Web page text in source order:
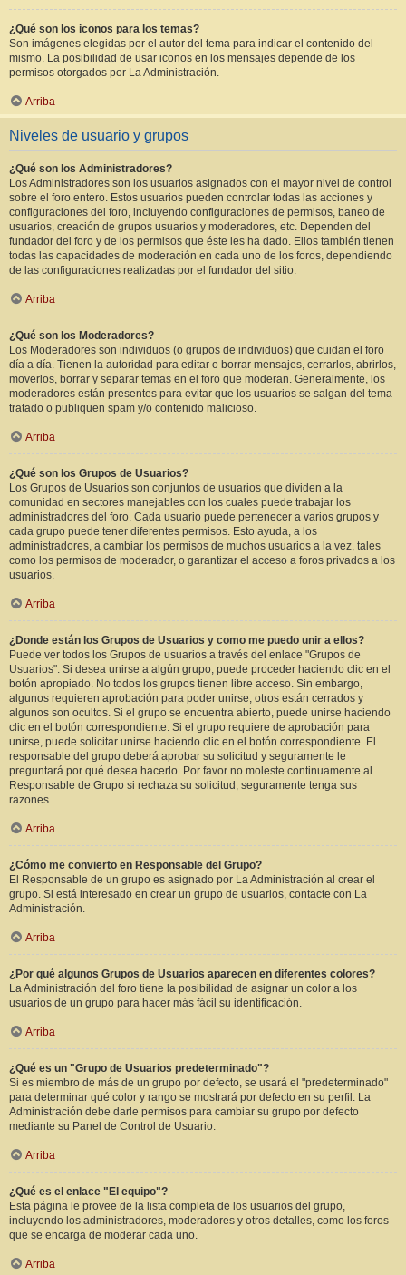
¿Qué son los iconos para los temas?
Son imágenes elegidas por el autor del tema para indicar el contenido del
mismo. La posibilidad de usar iconos en los mensajes depende de los
permisos otorgados por La Administración.
Arriba
Niveles de usuario y grupos
¿Qué son los Administradores?
Los Administradores son los usuarios asignados con el mayor nivel de control
sobre el foro entero. Estos usuarios pueden controlar todas las acciones y
configuraciones del foro, incluyendo configuraciones de permisos, baneo de
usuarios, creación de grupos usuarios y moderadores, etc. Dependen del
fundador del foro y de los permisos que éste les ha dado. Ellos también tienen
todas las capacidades de moderación en cada uno de los foros, dependiendo
de las configuraciones realizadas por el fundador del sitio.
Arriba
¿Qué son los Moderadores?
Los Moderadores son individuos (o grupos de individuos) que cuidan el foro
día a día. Tienen la autoridad para editar o borrar mensajes, cerrarlos, abrirlos,
moverlos, borrar y separar temas en el foro que moderan. Generalmente, los
moderadores están presentes para evitar que los usuarios se salgan del tema
tratado o publiquen spam y/o contenido malicioso.
Arriba
¿Qué son los Grupos de Usuarios?
Los Grupos de Usuarios son conjuntos de usuarios que dividen a la
comunidad en sectores manejables con los cuales puede trabajar los
administradores del foro. Cada usuario puede pertenecer a varios grupos y
cada grupo puede tener diferentes permisos. Esto ayuda, a los
administradores, a cambiar los permisos de muchos usuarios a la vez, tales
como los permisos de moderador, o garantizar el acceso a foros privados a los
usuarios.
Arriba
¿Donde están los Grupos de Usuarios y como me puedo unir a ellos?
Puede ver todos los Grupos de usuarios a través del enlace "Grupos de
Usuarios". Si desea unirse a algún grupo, puede proceder haciendo clic en el
botón apropiado. No todos los grupos tienen libre acceso. Sin embargo,
algunos requieren aprobación para poder unirse, otros están cerrados y
algunos son ocultos. Si el grupo se encuentra abierto, puede unirse haciendo
clic en el botón correspondiente. Si el grupo requiere de aprobación para
unirse, puede solicitar unirse haciendo clic en el botón correspondiente. El
responsable del grupo deberá aprobar su solicitud y seguramente le
preguntará por qué desea hacerlo. Por favor no moleste continuamente al
Responsable de Grupo si rechaza su solicitud; seguramente tenga sus
razones.
Arriba
¿Cómo me convierto en Responsable del Grupo?
El Responsable de un grupo es asignado por La Administración al crear el
grupo. Si está interesado en crear un grupo de usuarios, contacte con La
Administración.
Arriba
¿Por qué algunos Grupos de Usuarios aparecen en diferentes colores?
La Administración del foro tiene la posibilidad de asignar un color a los
usuarios de un grupo para hacer más fácil su identificación.
Arriba
¿Qué es un "Grupo de Usuarios predeterminado"?
Si es miembro de más de un grupo por defecto, se usará el "predeterminado"
para determinar qué color y rango se mostrará por defecto en su perfil. La
Administración debe darle permisos para cambiar su grupo por defecto
mediante su Panel de Control de Usuario.
Arriba
¿Qué es el enlace "El equipo"?
Esta página le provee de la lista completa de los usuarios del grupo,
incluyendo los administradores, moderadores y otros detalles, como los foros
que se encarga de moderar cada uno.
Arriba